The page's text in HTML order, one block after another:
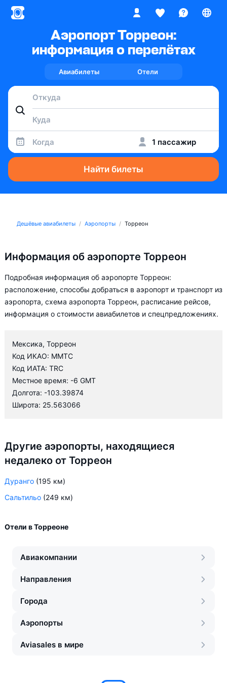
Аэропорт Торреон:
информация о перелётах
Авиабилеты Отели
Когда 1 пассажир
Найти билеты
Дешёвые авиабилеты Аэропорты Торреон
Информация об аэропорте Торреон
Подробная информация об аэропорте Торреон:
расположение, способы добраться в аэропорт и транспорт из
аэропорта, схема аэропорта Торреон, расписание рейсов,
информация о стоимости авиабилетов и спецпредложениях.
Мексика, Торреон
Код ИКАО: MMTC
Код ИАТА: TRC
Местное время: -6 GMT
Долгота: -103.39874
Широта: 25.563066
Другие аэропорты, находящиеся
недалеко от Торреон
Дуранго (195 км)
Сальтильо (249 км)
Отели в Торреоне
Авиакомпании
Направления
Города
Аэропорты
Aviasales в мире